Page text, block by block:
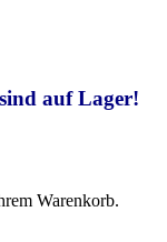
auf Lager!
Warenkorb.